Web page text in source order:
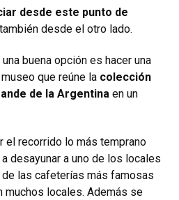
desde este punto de
desde el otro lado.
buena opción es hacer una
que reúne la colección
de la Argentina en un
el recorrido lo más temprano
desayunar a uno de los locales
de las cafeterías más famosas
muchos locales. Además se